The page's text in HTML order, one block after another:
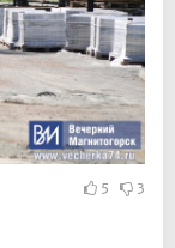
5 3